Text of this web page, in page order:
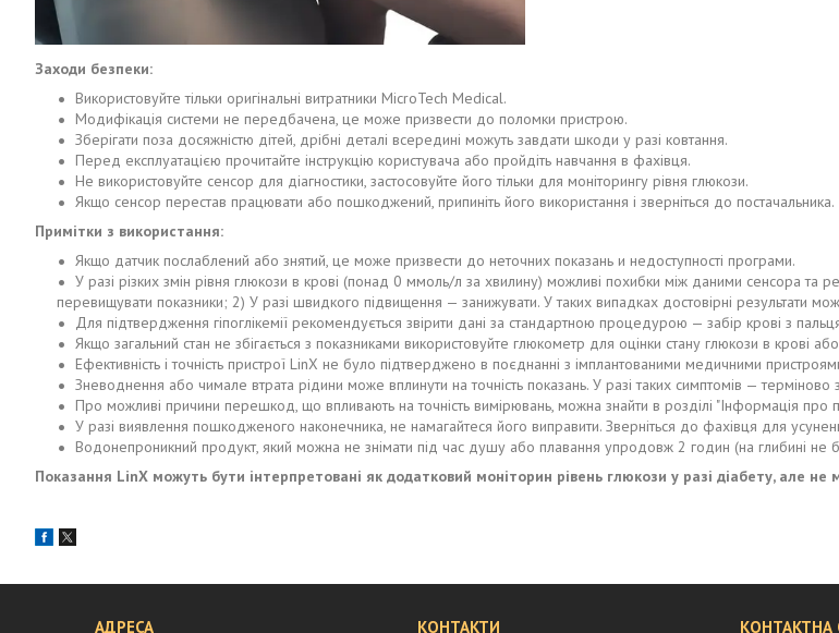
Заходи безпеки:
Використовуйте тільки оригінальні витратники MicroTech Medical.
Модифікація системи не передбачена, це може призвести до поломки пристрою.
Зберігати поза досяжністю дітей, дрібні деталі всередині можуть завдати шкоди у разі ковтання.
Перед експлуатацією прочитайте інструкцію користувача або пройдіть навчання в фахівця.
Не використовуйте сенсор для діагностики, застосовуйте його тільки для моніторингу рівня глюкози.
Якщо сенсор перестав працювати або пошкоджений, припиніть його використання і зверніться до постачальника.
Примітки з використання:
Якщо датчик послаблений або знятий, це може призвести до неточних показань и недоступності програми.
У разі різких змін рівня глюкози в крові (понад 0 ммоль/л за хвилину) можливі похибки між даними сенсора
перевищувати показники; 2) У разі швидкого підвищення — занижувати. У таких випадках достовірні результати
Для підтвердження гіпоглікемії рекомендується звірити дані за стандартною процедурою — забір крові з
Якщо загальний стан не збігається з показниками використовуйте глюкометр для оцінки стану глюкози в крові
Ефективність і точність пристрої LinX не було підтверджено в поєднанні з імплантованими медичними
Зневоднення або чимале втрата рідини може вплинути на точність показань. У разі таких симптомів — терміново
Про можливі причини перешкод, що впливають на точність вимірювань, можна знайти в розділі "Інформація про
У разі виявлення пошкодженого наконечника, не намагайтеся його виправити. Зверніться до фахівця для
Водонепроникний продукт, який можна не знімати під час душу або плавання упродовж 2 годин (на глибині не
Показання LinX можуть бути інтерпретовані як додатковий моніторин рівень глюкози у разі діабету, але